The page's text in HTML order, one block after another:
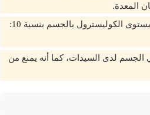
المعدة.
تحسين مستوى الكوليسترول في الجسم: يعمل الثوم على خفض مستوى الكوليسترول بالجسم بنسبة 10:
لدى السيدات، كما أنه يمنع من